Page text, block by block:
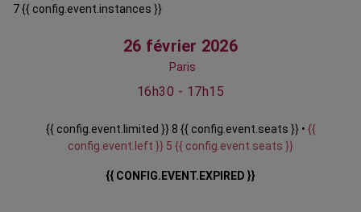
7 {{ config.event.instances }}
26 février 2026
Paris
16h30 - 17h15
{{ config.event.limited }} 8 {{ config.event.seats }} • {{
config.event.left }} 5 {{ config.event.seats }}
{{ CONFIG.EVENT.EXPIRED }}